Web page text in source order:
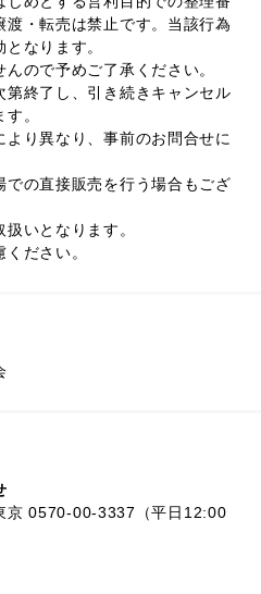
・転売は禁止です。当該行為
なります。
ので予めご了承ください。
終了し、引き続きキャンセル
。
り異なり、事前のお問合せに
の直接販売を行う場合もござ
いとなります。
ださい。
京 0570-00-3337（平日12:00